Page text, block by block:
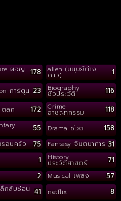
ผจญ 178 alien (มนุษย์ต่าง
ดาว) 1
การ์ตูน 23 Biography
ชีวประวัติ 116
ตลก 172 Crime
อาชญากรรม 118
55 Drama ชีวิต 158
อบครัว 75 Fantasy จินตนาการ 31
1 History
ประวัติศาสตร์ 71
2 Musical เพลง 57
กลับซ่อน 41 netflix 8